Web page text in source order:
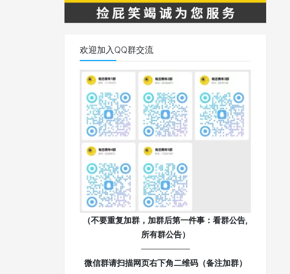
欢迎加入QQ群交流
（不要重复加群，加群后第一件事：看群公告,
所有群公告）
——————
微信群请扫描网页右下角二维码（备注加群）